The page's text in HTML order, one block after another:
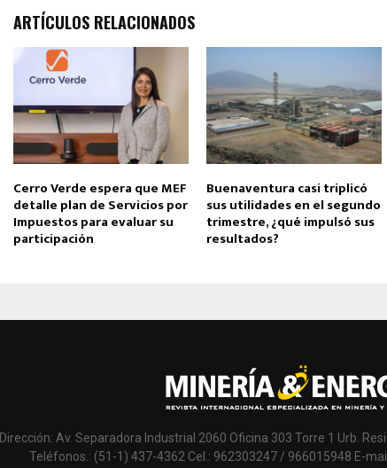
ARTÍCULOS RELACIONADOS
Cerro Verde espera que MEF
detalle plan de Servicios por
Impuestos para evaluar su
participación
Buenaventura casi triplicó
sus utilidades en el segundo
trimestre, ¿qué impulsó sus
resultados?
Dirección: Av. Separadora Industrial 2060 Oficina 303 Torre 1 Urb.
Teléfonos.: (51-1) 437-4362 Cel.: 962303247 / 966015948 E-